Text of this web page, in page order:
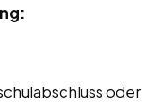
oder